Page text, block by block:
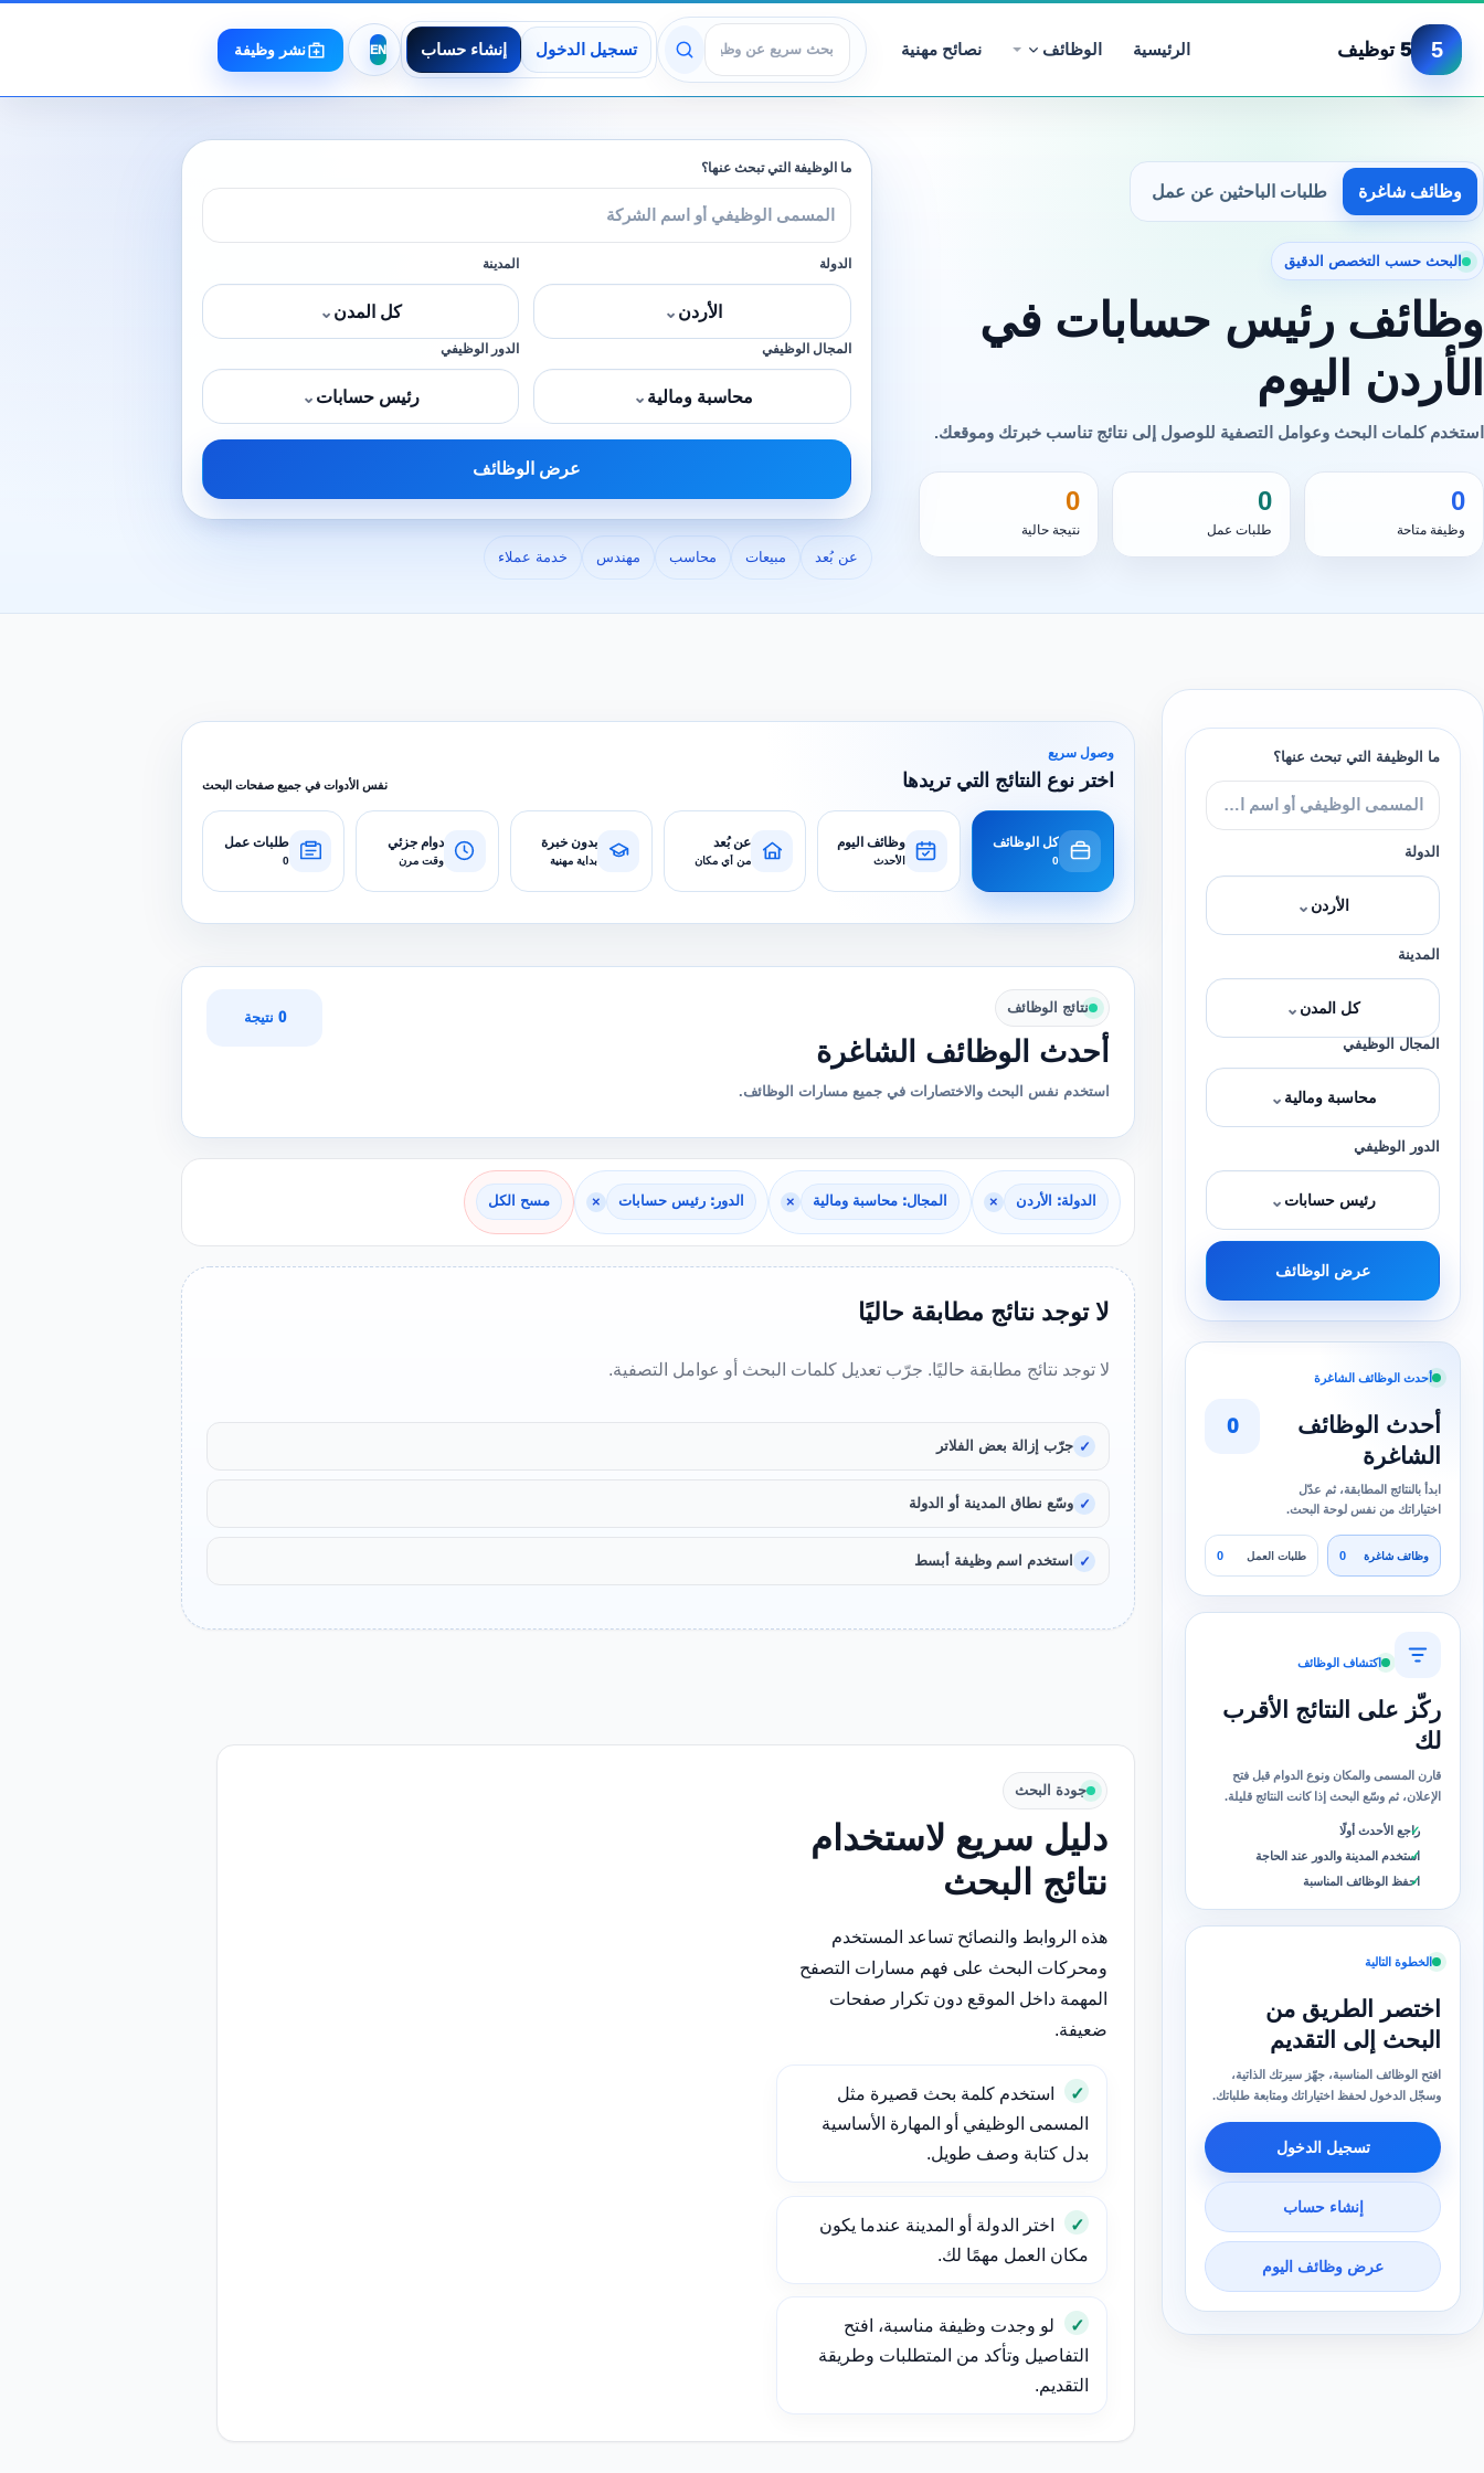
5 5 توظيف الرئيسية الوظائف نصائح مهنية
عرض الوظائف
تسجيل الدخول إنشاء حساب نشر وظيفة
وظائف شاغرة طلبات الباحثين عن عمل
البحث حسب التخصص الدقيق
وظائف رئيس حسابات في
الأردن اليوم
استخدم كلمات البحث وعوامل التصفية للوصول إلى نتائج تناسب خبرتك وموقعك.
0
وظيفة متاحة
0
طلبات عمل
0
نتيجة حالية
ما الوظيفة التي تبحث عنها؟
الدولة
الأردن ⌄
المدينة
كل المدن ⌄
المجال الوظيفي
محاسبة ومالية ⌄
الدور الوظيفي
رئيس حسابات ⌄
عرض الوظائف
عن بُعد مبيعات محاسب مهندس خدمة عملاء
ما الوظيفة التي تبحث عنها؟
الدولة
الأردن ⌄
المدينة
كل المدن ⌄
المجال الوظيفي
محاسبة ومالية ⌄
الدور الوظيفي
رئيس حسابات ⌄
عرض الوظائف
أحدث الوظائف الشاغرة
أحدث الوظائف
الشاغرة
ابدأ بالنتائج المطابقة، ثم عدّل
اختياراتك من نفس لوحة البحث.
0
وظائف شاغرة 0 طلبات العمل 0
اكتشاف الوظائف
ركّز على النتائج الأقرب
لك
قارن المسمى والمكان ونوع الدوام قبل فتح
الإعلان، ثم وسّع البحث إذا كانت النتائج قليلة.
راجع الأحدث أولًا
استخدم المدينة والدور عند الحاجة
احفظ الوظائف المناسبة
الخطوة التالية
اختصر الطريق من
البحث إلى التقديم
افتح الوظائف المناسبة، جهّز سيرتك الذاتية،
وسجّل الدخول لحفظ اختياراتك ومتابعة طلباتك.
تسجيل الدخول
إنشاء حساب
عرض وظائف اليوم
وصول سريع
اختر نوع النتائج التي تريدها نفس الأدوات في جميع صفحات البحث
كل الوظائف
0
وظائف اليوم
الأحدث
عن بُعد
من أي مكان
بدون خبرة
بداية مهنية
دوام جزئي
وقت مرن
طلبات عمل
0
نتائج الوظائف
أحدث الوظائف الشاغرة
استخدم نفس البحث والاختصارات في جميع مسارات الوظائف.
0 نتيجة
الدولة: الأردن × المجال: محاسبة ومالية × الدور: رئيس حسابات × مسح الكل
لا توجد نتائج مطابقة حاليًا
لا توجد نتائج مطابقة حاليًا. جرّب تعديل كلمات البحث أو عوامل التصفية.
جرّب إزالة بعض الفلاتر
وسّع نطاق المدينة أو الدولة
استخدم اسم وظيفة أبسط
جودة البحث
دليل سريع لاستخدام
نتائج البحث
هذه الروابط والنصائح تساعد المستخدم
ومحركات البحث على فهم مسارات التصفح
المهمة داخل الموقع دون تكرار صفحات
ضعيفة.
استخدم كلمة بحث قصيرة مثل
المسمى الوظيفي أو المهارة الأساسية
بدل كتابة وصف طويل.
اختر الدولة أو المدينة عندما يكون
مكان العمل مهمًا لك.
لو وجدت وظيفة مناسبة، افتح
التفاصيل وتأكد من المتطلبات وطريقة
التقديم.